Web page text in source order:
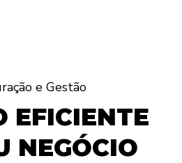
e Gestão
EFICIENTE
NEGÓCIO